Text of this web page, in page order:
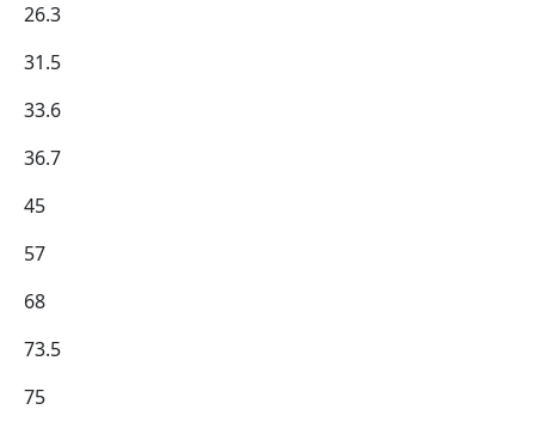
26.3
31.5
33.6
36.7
45
57
68
73.5
75